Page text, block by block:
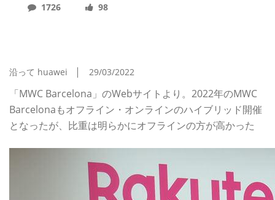
1726 98
沿って huawei 29/03/2022
「MWC Barcelona」のWebサイトより。2022年のMWC
Barcelonaもオフライン・オンラインのハイブリッド開催
となったが、比重は明らかにオフラインの方が高かった